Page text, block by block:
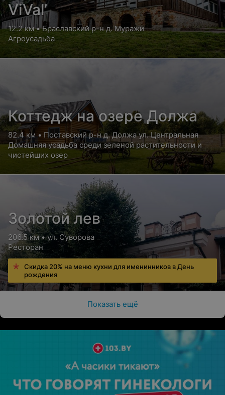
ViVal’
12.2 км • Браславский р-н д. Муражи
Агроусадьба
Коттедж на озере Должа
82.4 км • Поставский р-н д. Должа ул. Центральная
Домашняя усадьба среди зеленой растительности и
чистейших озер
Золотой лев
206.5 км • ул. Суворова
Ресторан
Скидка 20% на меню кухни для именинников в День
рождения
Показать ещё